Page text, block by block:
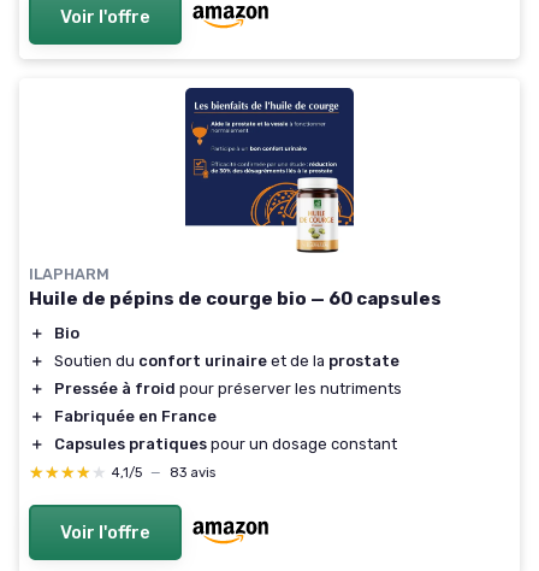
Voir l'offre
ILAPHARM
Huile de pépins de courge bio — 60 capsules
＋
Bio
＋
Soutien du confort urinaire et de la prostate
＋
Pressée à froid pour préserver les nutriments
＋
Fabriquée en France
＋
Capsules pratiques pour un dosage constant
★★★★★
★★★★★ 4,1/5 — 83 avis
Voir l'offre